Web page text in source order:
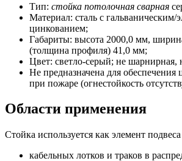
Тип: стойка потолочная сварная
Материал: сталь с гальваническим/
цинкованием;
Габариты: высота 2000,0 мм,
(толщина профиля) 41,0 мм;
Цвет: светло-серый; не шарнирная,
Не предназначена для обеспечения
при пожаре (огнестойкость
Области применения
Стойка используется как элемент
кабельных лотков и траков в